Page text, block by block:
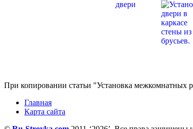
При копировании статьи "Установка межкомнатных
Главная
Карта сайта